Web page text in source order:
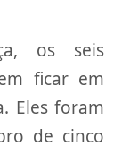
os seis
ficar em
Eles foram
de cinco